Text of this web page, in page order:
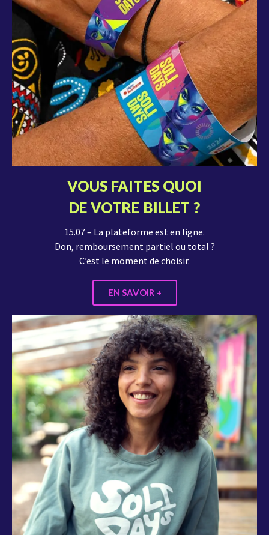
VOUS FAITES QUOI
DE VOTRE BILLET ?
15.07 – La plateforme est en ligne.
Don, remboursement partiel ou total ?
C’est le moment de choisir.
EN SAVOIR +